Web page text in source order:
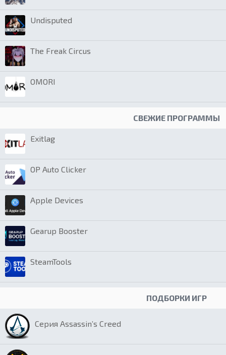
Undisputed
The Freak Circus
OMORI
СВЕЖИЕ ПРОГРАММЫ
Exitlag
OP Auto Clicker
Apple Devices
Gearup Booster
SteamTools
ПОДБОРКИ ИГР
Серия Assassin’s Creed